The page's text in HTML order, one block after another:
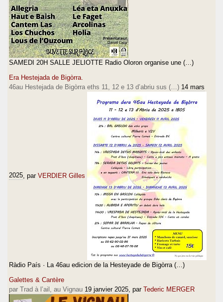
SAMEDI 20H SALLE JELIOTTE Radio Oloron organise une (…)
Era Hestejada de Bigòrra.
46au Hestejada de Bigòrra eths 11, 12 e 13 d’abriu sus (…) 14 mars
2025 , par VERDIER Gilles
Ràdio País · La 46au edicion de la Hesteyade de Bigòrra (…)
Galettes & Cantère
par Trad à l’ail, au Vignau 19 janvier 2025 , par Tederic MERGER